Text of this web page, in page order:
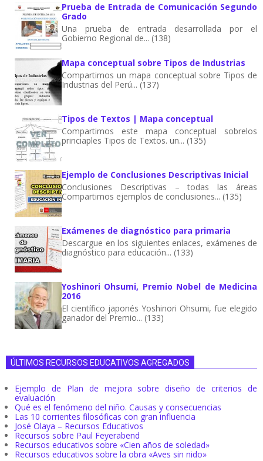
Prueba de Entrada de Comunicación Segundo
Grado
Una prueba de entrada desarrollada por el
Gobierno Regional de... (138)
Mapa conceptual sobre Tipos de Industrias
Compartimos un mapa conceptual sobre Tipos de
Industrias del Perú... (137)
Tipos de Textos | Mapa conceptual
Compartimos este mapa conceptual sobrelos
princiaples Tipos de Textos. un... (135)
Ejemplo de Conclusiones Descriptivas Inicial
Conclusiones Descriptivas – todas las áreas
Compartimos ejemplos de conclusiones... (135)
Exámenes de diagnóstico para primaria
Descargue en los siguientes enlaces, exámenes de
diagnóstico para educación... (133)
Yoshinori Ohsumi, Premio Nobel de Medicina
2016
El científico japonés Yoshinori Ohsumi, fue elegido
ganador del Premio... (133)
ÚLTIMOS RECURSOS EDUCATIVOS AGREGADOS
Ejemplo de Plan de mejora sobre diseño de criterios de
evaluación
Qué es el fenómeno del niño. Causas y consecuencias
Las 10 corrientes filosóficas con gran influencia
José Olaya – Recursos Educativos
Recursos sobre Paul Feyerabend
Recursos educativos sobre «Cien años de soledad»
Recursos educativos sobre la obra «Aves sin nido»